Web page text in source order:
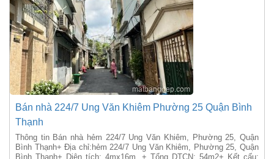
Bán nhà 224/7 Ung Văn Khiêm Phường 25 Quận Bình
Thạnh
Thông tin Bán nhà hẻm 224/7 Ung Văn Khiêm, Phường 25, Quận
Bình Thạnh+ Địa chỉ:hẻm 224/7 Ung Văn Khiêm, Phường 25, Quận
Bình Thạnh+ Diện tích: 4mx16m, + Tổng DTCN: 54m2+ Kết cấu: